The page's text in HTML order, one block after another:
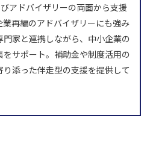
アドバイザリーの両面から支援
再編のアドバイザリーにも強み
家と連携しながら、中小企業の
サポート。補助金や制度活用の
添った伴走型の支援を提供して